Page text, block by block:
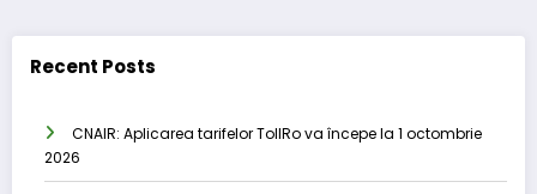
Recent Posts
CNAIR: Aplicarea tarifelor TollRo va începe la 1 octombrie
2026